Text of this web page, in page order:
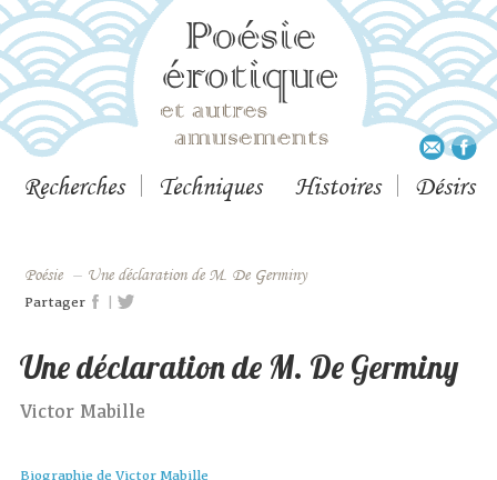
Recherches Techniques Histoires Désirs
Poésie – Une déclaration de M. De Germiny
Partager |
Une déclaration de M. De Germiny
Victor Mabille
Biographie de Victor Mabille